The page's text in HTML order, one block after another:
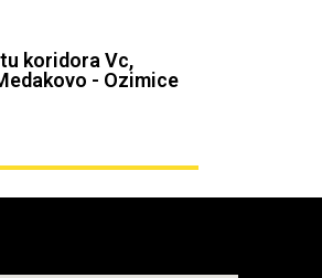
koridora Vc,
- Ozimice